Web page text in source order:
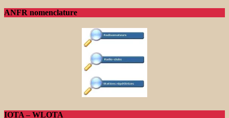
ANFR nomenclature
IOTA – WLOTA